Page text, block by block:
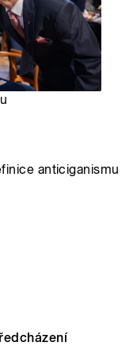
anticiganismu